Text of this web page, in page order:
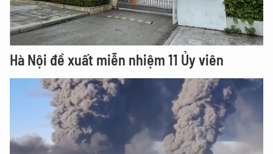
Hà Nội đề xuất miễn nhiệm 11 Ủy viên